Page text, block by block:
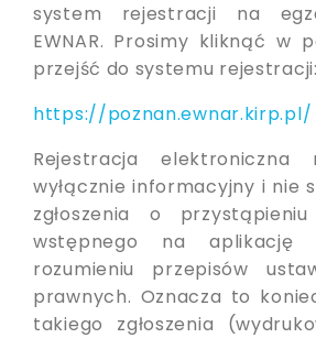
system rejestracji na
EWNAR. Prosimy kliknąć w
przejść do systemu rejestracji:
https://poznan.ewnar.kirp.pl/
Rejestracja elektroniczna
wyłącznie informacyjny i nie
zgłoszenia o
wstępnego na aplikację
rozumieniu przepisów
prawnych. Oznacza to
takiego zgłoszenia